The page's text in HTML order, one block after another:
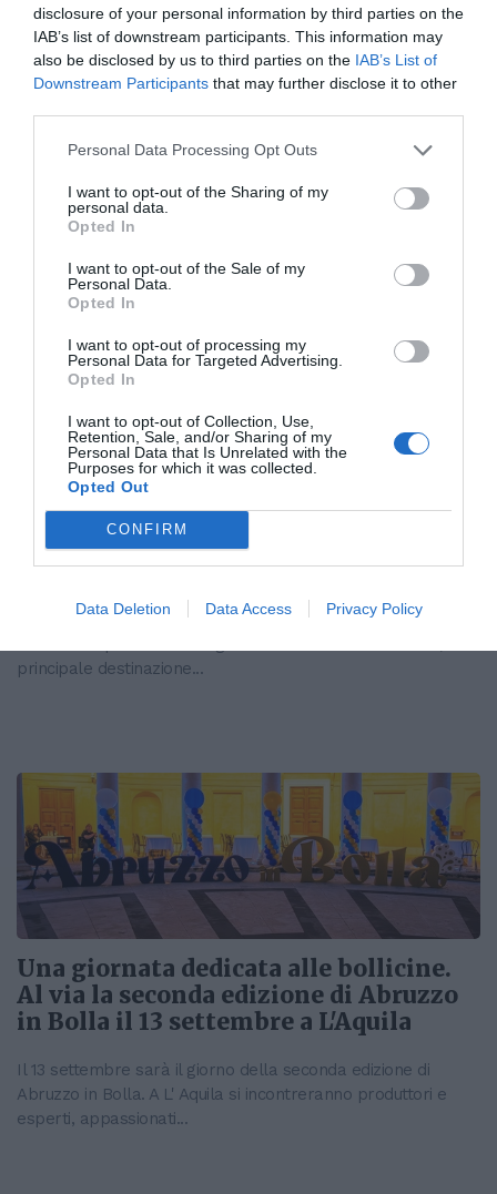
disclosure of your personal information by third parties on the
IAB’s list of downstream participants. This information may
also be disclosed by us to third parties on the IAB’s List of
Downstream Participants that may further disclose it to other
Personal Data Processing Opt Outs
I want to opt-out of the Sharing of my
personal data.
Opted In
I want to opt-out of the Sale of my
Personal Data.
Opted In
I want to opt-out of processing my
Personal Data for Targeted Advertising.
Opted In
I want to opt-out of Collection, Use,
Retention, Sale, and/or Sharing of my
Personal Data that Is Unrelated with the
Purposes for which it was collected.
Opted Out
CONFIRM
Data Deletion Data Access Privacy Policy
Un nuovo Cda per Demeter con la
riconferma del presidente Enrico
Amico
marchio che certifica la qualità della produzione agricola
biodinamica. Nella giornata...
Il Gruppo ARGEA acquisisce WinesU
con l'obiettivo di rafforzare il
posizionamento negli Stati Uniti
Il Gruppo Argea acquisisce WinesU. Una mossa di rilievo che
principale destinazione...
Una giornata dedicata alle bollicine.
Al via la seconda edizione di Abruzzo
in Bolla il 13 settembre a L'Aquila
Il 13 settembre sarà il giorno della seconda edizione di
Abruzzo in Bolla. A L' Aquila si incontreranno produttori e
esperti, appassionati...